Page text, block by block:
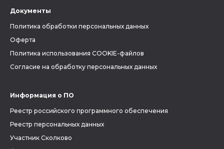
Документы
Политика обработки персональных данных
Оферта
Политика использования COOKIE-файлов
Согласие на обработку персональных данных
Информация о ПО
Реестр российского программного обеспечения
Реестр персональных данных
Участник Сколково